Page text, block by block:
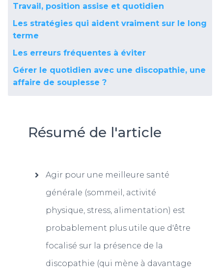
Travail, position assise et quotidien
Les stratégies qui aident vraiment sur le long
terme
Les erreurs fréquentes à éviter
Gérer le quotidien avec une discopathie, une
affaire de souplesse ?
Résumé de l'article
Agir pour une meilleure santé
générale (sommeil, activité
physique, stress, alimentation) est
probablement plus utile que d'être
focalisé sur la présence de la
discopathie (qui mène à davantage